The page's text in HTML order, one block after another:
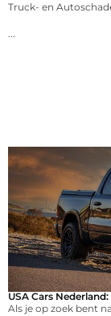
Truck- en
USA Cars
Als je op zoek bent